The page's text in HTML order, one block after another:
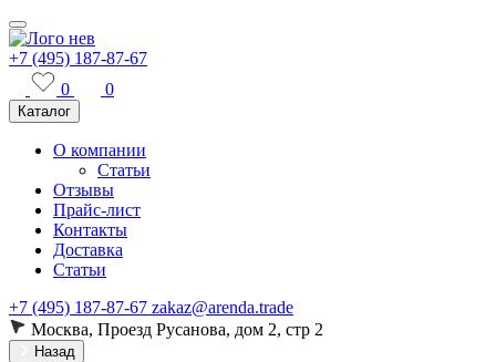
+7 (495) 187-87-67
0
0
Каталог
О компании
Статьи
Отзывы
Прайс-лист
Контакты
Доставка
Статьи
+7 (495) 187-87-67 zakaz@arenda.trade
Москва, Проезд Русанова, дом 2, стр 2
Назад